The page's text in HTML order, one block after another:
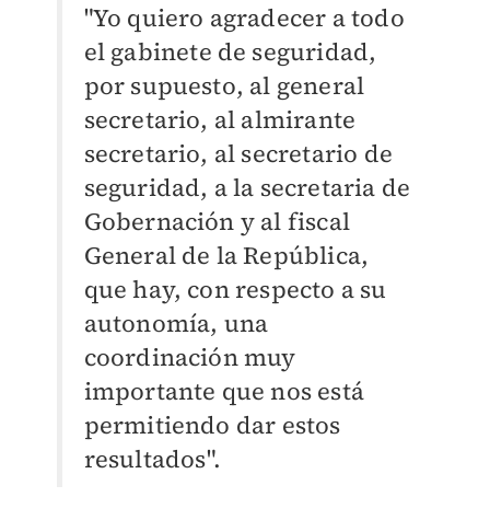
"Yo quiero agradecer a todo
el gabinete de seguridad,
por supuesto, al general
secretario, al almirante
secretario, al secretario de
seguridad, a la secretaria de
Gobernación y al fiscal
General de la República,
que hay, con respecto a su
autonomía, una
coordinación muy
importante que nos está
permitiendo dar estos
resultados".